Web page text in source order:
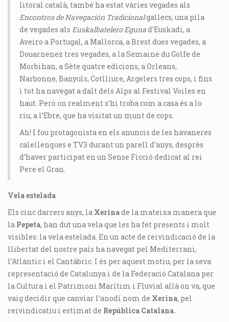
litoral català, també ha estat vàries vegades als
Encontros de Navegación Tradicionalgallecs, una pila
de vegades als Euskalbatelero Egunad’Euskadi, a
Aveiro a Portugal, a Mallorca, a Brest dues vegades, a
Douarnenez tres vegades, a la Semaine du Golfe de
Morbihan, a Sète quatre edicions, a Orleans,
Narbonne, Banyuls, Cotlliure, Argelers tres cops, i fins
i tot ha navegat a dalt dels Alps al Festival Voiles en
haut. Però on realment s’hi troba com a casa és a lo
riu, a l’Ebre, que ha visitat un munt de cops.
Ah! I fou protagonista en els anuncis de les havaneres
calellenques e TV3 durant un parell d’anys, desprès
d’haver participat en un Sense Ficció dedicat al rei
Pere el Gran.
Vela estelada
Els cinc darrers anys, la Xerinade la mateixa manera que
la Pepeta, han dut una vela que les ha fet presents i molt
visibles: la vela estelada. En un acte de reivindicació de la
llibertat del nostre país ha navegat pel Mediterrani,
l’Atlàntic i el Cantàbric. I és per aquest motiu, per la seva
representació de Catalunya i de la Federació Catalana per
la Cultura i el Patrimoni Marítim i Fluvial allà on va, que
vaig decidir que canviar l’anodí nom de Xerina, pel
reivindicatiu i estimat de República Catalana.